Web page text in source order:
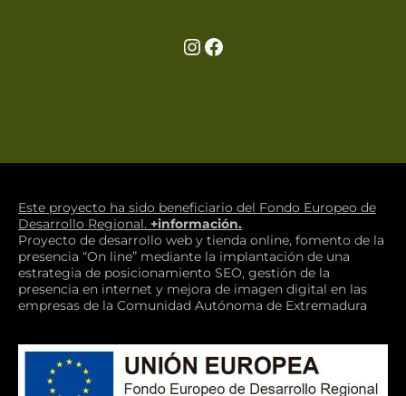
Ir a la cuenta de Instagram de Restaurante Tuétano
Ir a la cuenta de facebook de Restaurante Tuétano
Este proyecto ha sido beneficiario del Fondo Europeo de
Desarrollo Regional. +información.
Proyecto de desarrollo web y tienda online, fomento de la
presencia “On line” mediante la implantación de una
estrategia de posicionamiento SEO, gestión de la
presencia en internet y mejora de imagen digital en las
empresas de la Comunidad Autónoma de Extremadura